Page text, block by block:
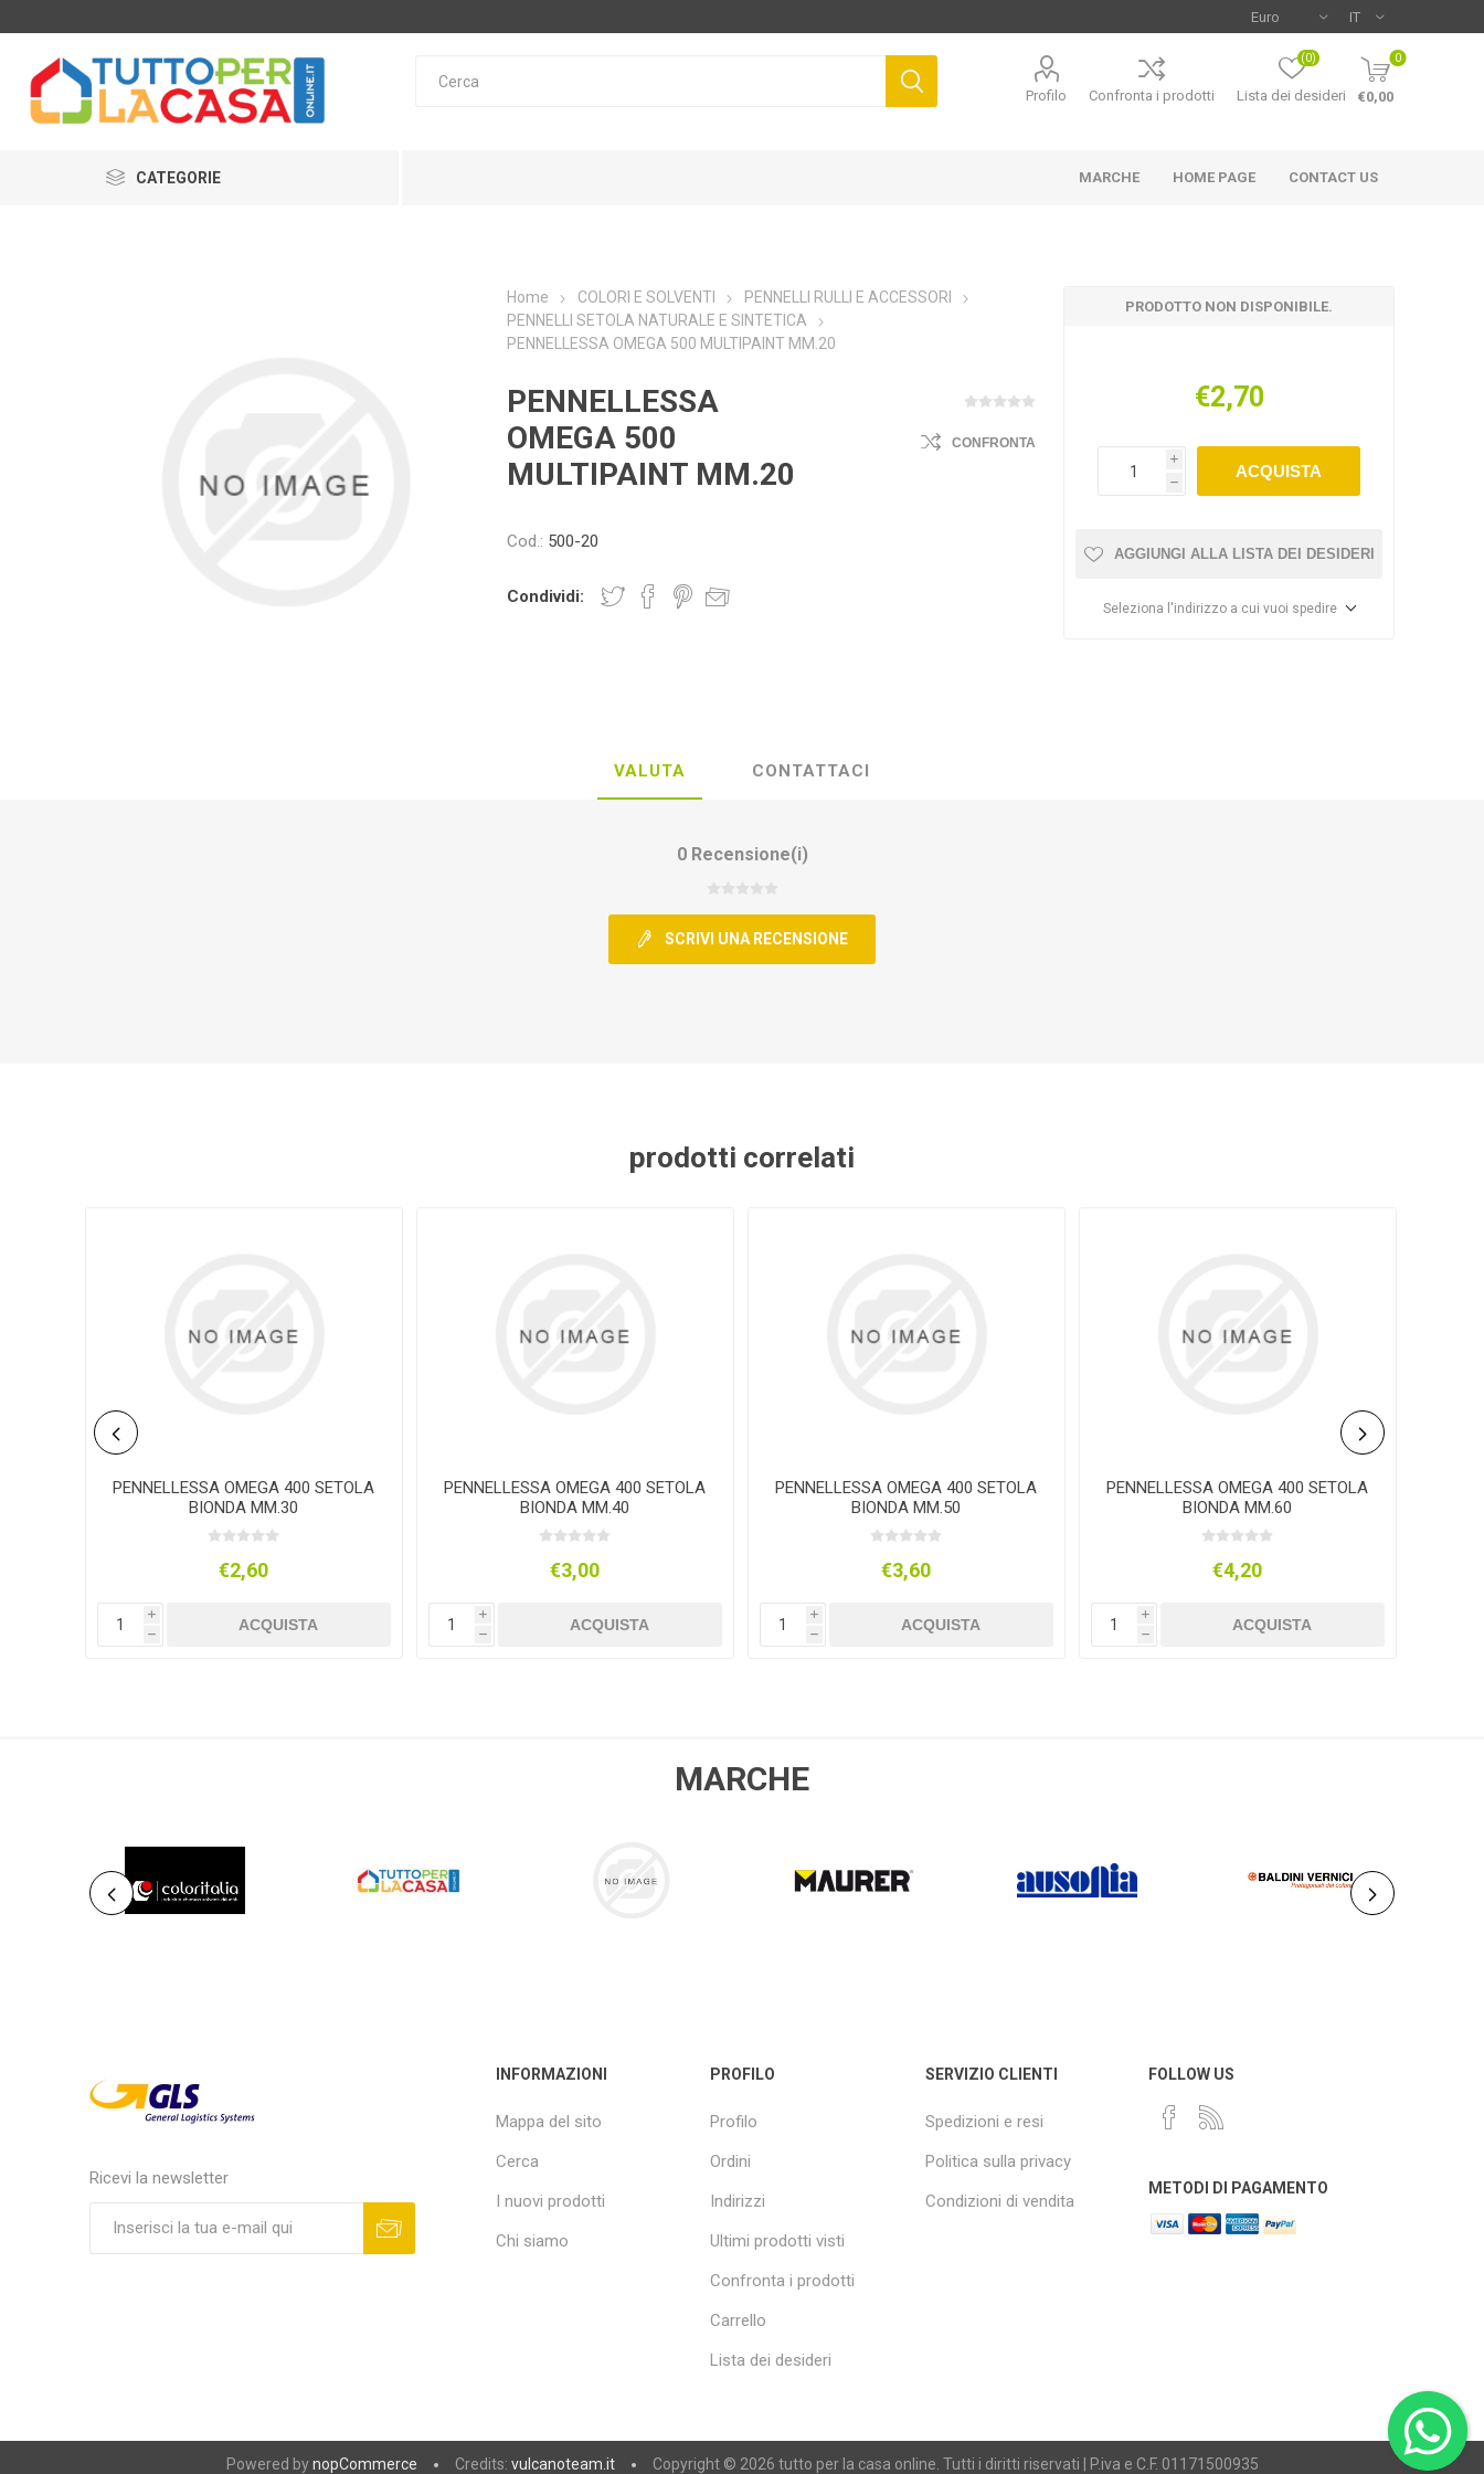
Profilo Confronta i prodotti Lista dei desideri
(0) 0
€0,00
CATEGORIE MARCHE HOME PAGE CONTACT US
Home COLORI E SOLVENTI
PENNELLI RULLI E ACCESSORI
PENNELLI SETOLA NATURALE E SINTETICA
PENNELLESSA OMEGA 500 MULTIPAINT MM.20
PENNELLESSA
OMEGA 500
MULTIPAINT MM.20
CONFRONTA
Cod.: 500-20
Condividi:
PRODOTTO NON DISPONIBILE.
€2,70
i
h
ACQUISTA
AGGIUNGI ALLA LISTA DEI DESIDERI
Seleziona l'indirizzo a cui vuoi spedire
VALUTA CONTATTACI
0 Recensione(i)
SCRIVI UNA RECENSIONE
prodotti correlati
PENNELLESSA OMEGA 400 SETOLA
BIONDA MM.30
€2,60
i
h
ACQUISTA
PENNELLESSA OMEGA 400 SETOLA
BIONDA MM.40
€3,00
i
h
ACQUISTA
PENNELLESSA OMEGA 400 SETOLA
BIONDA MM.50
€3,60
i
h
ACQUISTA
PENNELLESSA OMEGA 400 SETOLA
BIONDA MM.60
€4,20
i
h
ACQUISTA
MARCHE
Ricevi la newsletter
INFORMAZIONI
Mappa del sito
Cerca
I nuovi prodotti
Chi siamo
PROFILO
Profilo
Ordini
Indirizzi
Ultimi prodotti visti
Confronta i prodotti
Carrello
Lista dei desideri
SERVIZIO CLIENTI
Spedizioni e resi
Politica sulla privacy
Condizioni di vendita
FOLLOW US
METODI DI PAGAMENTO
Powered bynopCommerce Credits: vulcanoteam.it Copyright © 2026 tutto per la casa online. Tutti i diritti riservati | P.iva e C.F. 01171500935